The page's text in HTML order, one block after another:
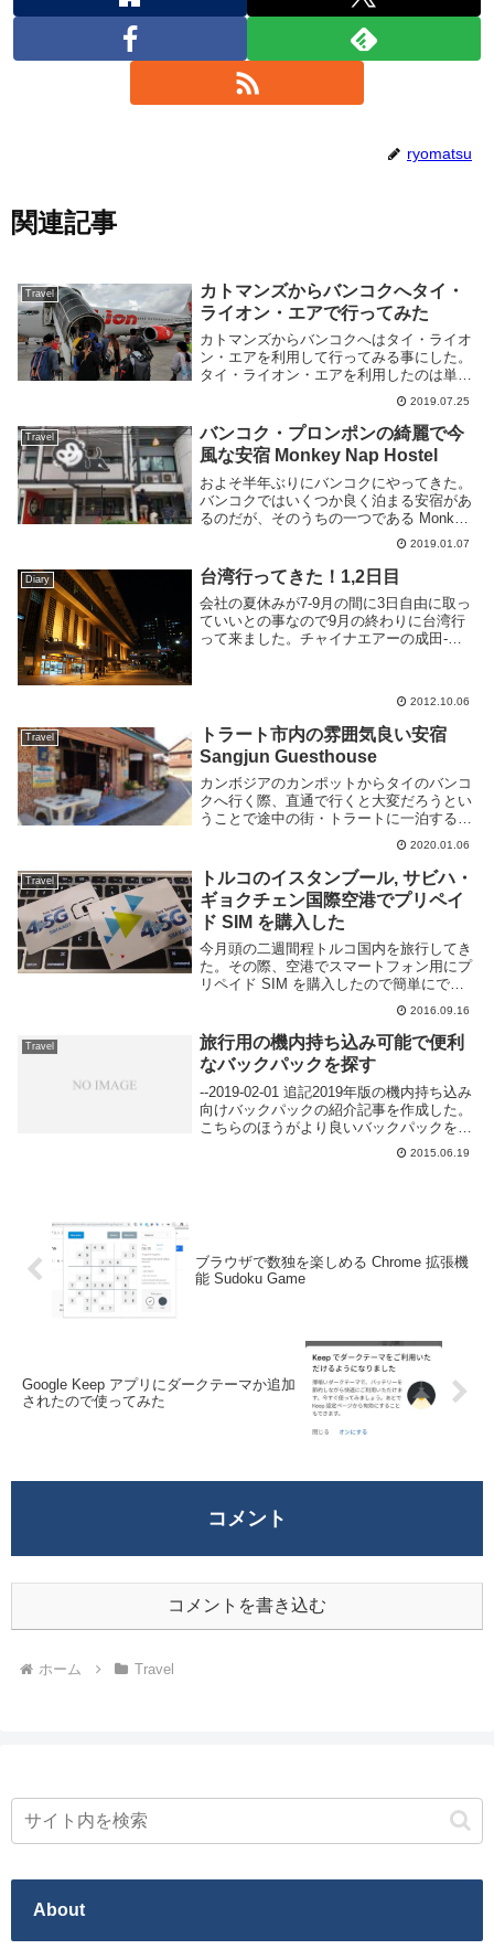
ryomatsu
関連記事
Travel
カトマンズからバンコクへタイ・
ライオン・エアで行ってみた
カトマンズからバンコクへはタイ・ライオ
ン・エアを利用して行ってみる事にした。
タイ・ライオン・エアを利用したのは単純
に安かったからで別に何でもよかったのだ
が、使った事無いしせっかくなのでという
ことでチケットを購入してみた。日記替わ
りにメモを残...
2019.07.25
Travel
バンコク・プロンポンの綺麗で今
風な安宿 Monkey Nap Hostel
およそ半年ぶりにバンコクにやってきた。
バンコクではいくつか良く泊まる安宿があ
るのだが、そのうちの一つである Monkey
Nap Hostel を紹介しよう。BTS プロンポ
ン駅から徒歩5分程度歩いたところにあ
る。大通りから一本中に入ったと...
2019.01.07
Diary 台湾行ってきた！1,2日目
会社の夏休みが7-9月の間に3日自由に取っ
ていいとの事なので9月の終わりに台湾行
って来ました。チャイナエアーの成田-桃
2012.10.06
Travel
トラート市内の雰囲気良い安宿
Sangjun Guesthouse
カンボジアのカンポットからタイのバンコ
クへ行く際、直通で行くと大変だろうとい
うことで途中の街・トラートに一泊するこ
とにした。その際泊まったのが Sangjun
Guesthouse という安宿だ。木造建築のタ
イっぽい雰囲気の建物でロビーや部...
2020.01.06
Travel
トルコのイスタンブール, サビハ・
ギョクチェン国際空港でプリペイ
ド SIM を購入した
今月頭の二週間程トルコ国内を旅行してき
た。その際、空港でスマートフォン用にプ
リペイド SIM を購入したので簡単にでは
あるがメモしておこう。空港で購入できる
プリペイド SIM カード自分が利用したサ
ビハ・ギョクチェン国際空港では到着ゲー
トを...
2016.09.16
Travel
旅行用の機内持ち込み可能で便利
なバックパックを探す
--2019-02-01 追記2019年版の機内持ち込み
向けバックパックの紹介記事を作成した。
こちらのほうがより良いバックパックを紹
介しているのでよろしく。--いわゆるバッ
クパッカー的な旅行が好きなのとコロコロ
2015.06.19
ブラウザで数独を楽しめる Chrome 拡張機
能 Sudoku Game
Google Keep アプリにダークテーマか追加
されたので使ってみた
コメント
コメントを書き込む
ホーム Travel
About